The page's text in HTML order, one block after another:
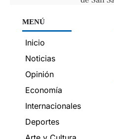
MENÚ
Inicio
Noticias
Opinión
Economía
Internacionales
Deportes